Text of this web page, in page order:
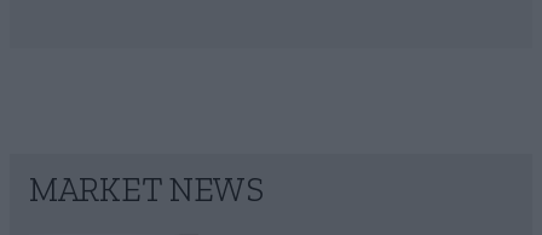
MARKET NEWS